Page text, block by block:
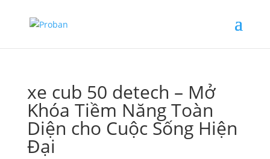
xe cub 50 detech – Mở
Khóa Tiềm Năng Toàn
Diện cho Cuộc Sống Hiện
Đại